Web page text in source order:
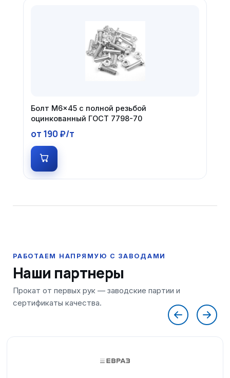
Болт М6×45 с полной резьбой
оцинкованный ГОСТ 7798-70
от 190 ₽/т
Наши партнеры